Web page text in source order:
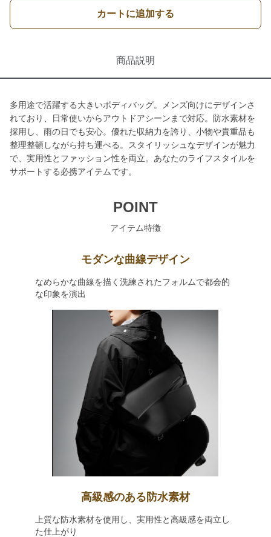
カートに追加する
商品説明
多用途で活躍する大きいボディバッグ。メンズ向けにデザインさ
れており、日常使いからアウトドアシーンまで対応。防水素材を
採用し、雨の日でも安心。優れた収納力を誇り、小物や貴重品も
整理整頓しながら持ち運べる。スタイリッシュなデザインが魅力
で、実用性とファッション性を両立。あなたのライフスタイルを
サポートする必携アイテムです。
POINT
アイテム特徴
モダンな曲線デザイン
なめらかな曲線を描く洗練されたフォルムで都会的
な印象を演出
高級感のある防水素材
上質な防水素材を使用し、実用性と高級感を両立し
た仕上がり